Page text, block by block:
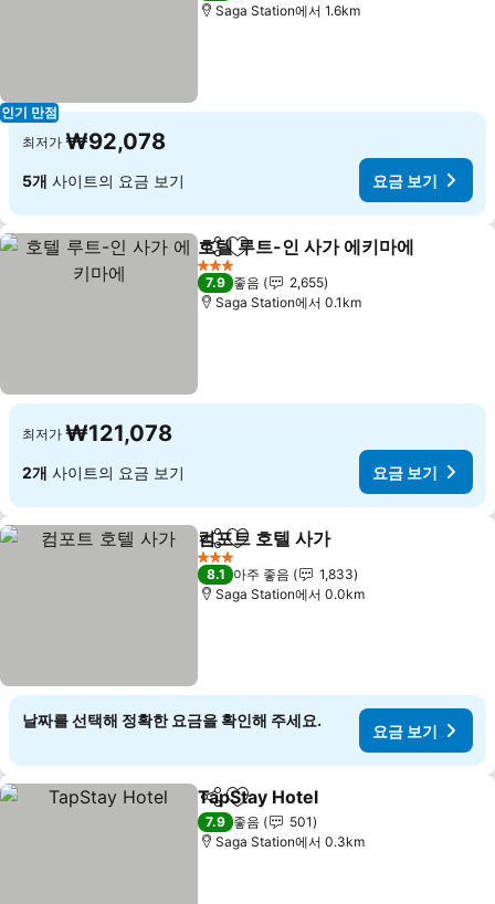
인기 만점
Saga Station에서 1.6km
최저가 ₩92,078
5개 사이트의 요금 보기 요금 보기
공유 즐겨찾기에 추가
호텔 루트-인 사가 에키마에
3 성급
7.9 좋음
2,655
Saga Station에서 0.1km
최저가 ₩121,078
2개 사이트의 요금 보기 요금 보기
공유 즐겨찾기에 추가
컴포트 호텔 사가
3 성급
8.1 아주 좋음
1,833
Saga Station에서 0.0km
날짜를 선택해 정확한 요금을 확인해 주세요.
요금 보기
공유 즐겨찾기에 추가
TapStay Hotel
7.9 좋음
501
Saga Station에서 0.3km